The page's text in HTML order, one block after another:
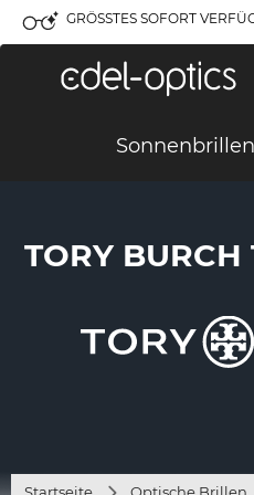
GRÖSSTES SOFORT
Sonnenbrillen
TORY